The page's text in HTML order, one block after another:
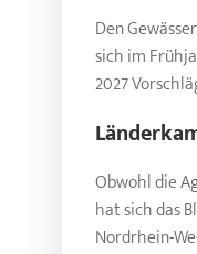
Den
sich im
2027
Obwohl die
hat sich das
Nordrhein-